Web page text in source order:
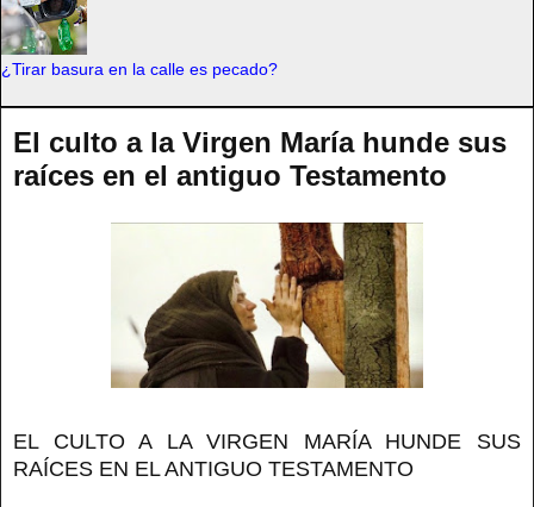
¿Tirar basura en la calle es pecado?
El culto a la Virgen María hunde sus
raíces en el antiguo Testamento
EL CULTO A LA VIRGEN MARÍA HUNDE SUS
RAÍCES EN EL ANTIGUO TESTAMENTO